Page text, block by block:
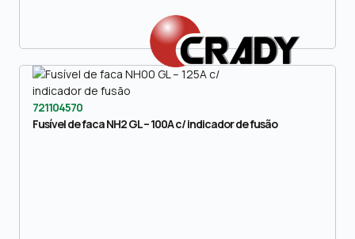
721104570
Fusível de faca NH2 GL – 100A c/ indicador de fusão